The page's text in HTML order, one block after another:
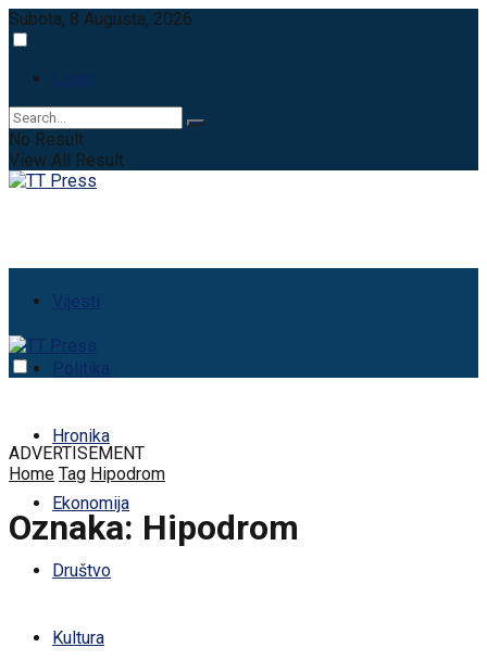
Subota, 8 Augusta, 2026
Login
No Result
View All Result
Vijesti
Politika
Hronika
Ekonomija
Društvo
Kultura
ADVERTISEMENT
Home Tag Hipodrom
Oznaka: Hipodrom